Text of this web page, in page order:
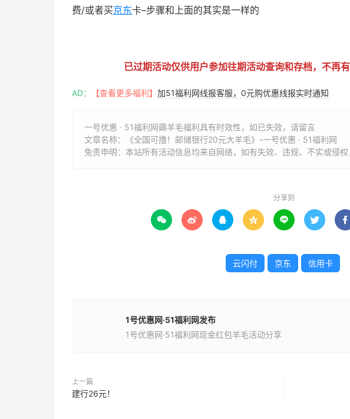
费/或者买京东卡–步骤和上面的其实是一样的
已过期活动仅供用户参加往期活动查询和存档，不再
AD： 【查看更多福利】 加51福利网线报客服，0元购优惠线报实时通知
一号优惠 · 51福利网薅羊毛福利具有时效性，如已失效，请留言
文章名称：
《全国可撸！邮储银行20元大羊毛》-一号优惠 · 51福利网
免责申明：本站所有活动信息均来自网络，如有失效、违规、不实或侵
分享到
      
云闪付 京东 信用卡
1号优惠网·51福利网发布
1号优惠网·51福利网现金红包羊毛活动分享
上一篇
建行26元！